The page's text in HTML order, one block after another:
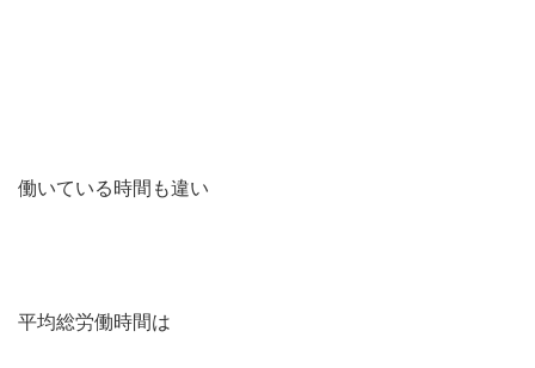
働いている時間も違い
平均総労働時間は